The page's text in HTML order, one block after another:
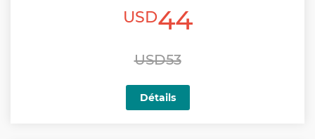
USD44
USD53
Détails